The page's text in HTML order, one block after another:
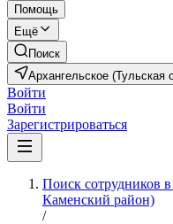
Помощь
Ещё
Поиск
Архангельское (Тульская
Войти
Войти
Зарегистрироваться
Поиск сотрудников в
Каменский район)
/